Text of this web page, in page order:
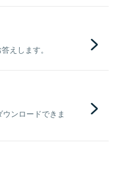
えします。
ンロードできま